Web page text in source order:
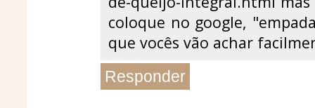
coloque no google,
que vocês vão achar
Responder